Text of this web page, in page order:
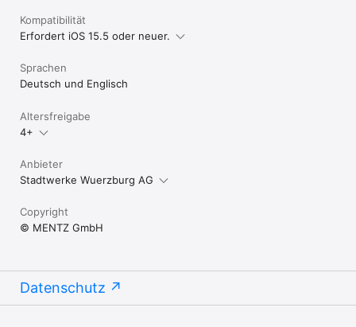
Kompatibilität
Erfordert iOS 15.5 oder neuer.
Sprachen
Deutsch und Englisch
Altersfreigabe
4+
Anbieter
Stadtwerke Wuerzburg AG
Copyright
© MENTZ GmbH
Datenschutz